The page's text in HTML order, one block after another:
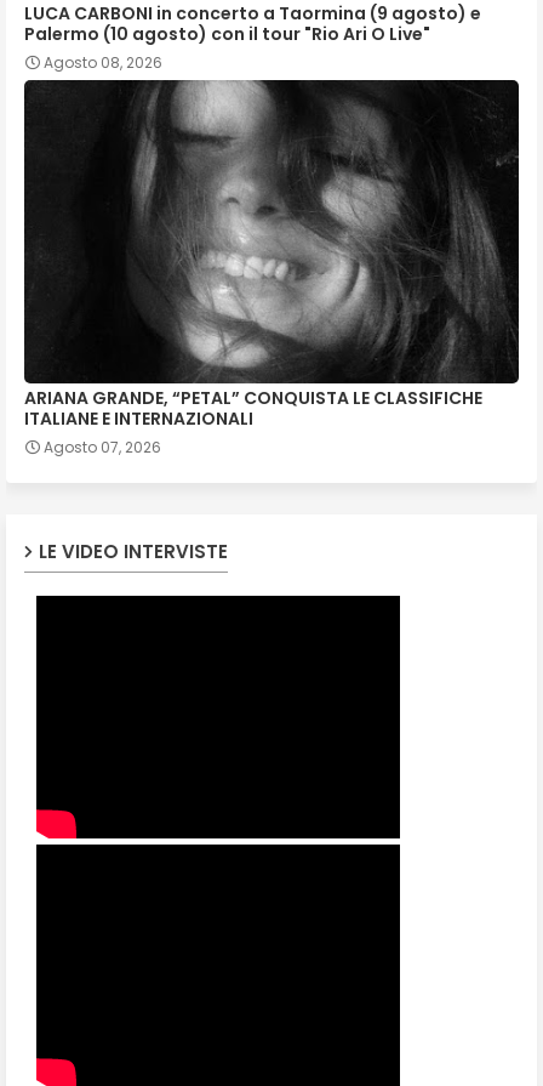
LUCA CARBONI in concerto a Taormina (9 agosto) e
Palermo (10 agosto) con il tour "Rio Ari O Live"
Agosto 08, 2026
ARIANA GRANDE, “PETAL” CONQUISTA LE CLASSIFICHE
ITALIANE E INTERNAZIONALI
Agosto 07, 2026
LE VIDEO INTERVISTE